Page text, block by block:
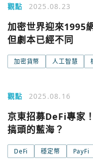
觀點 2025.08.23
加密世界迎來1995
但劇本已經不同
加密貨幣 人工智慧
觀點 2025.08.16
京東招募DeFi專家
搞頭的藍海？
DeFi 穩定幣 PayFi
繼續表示您